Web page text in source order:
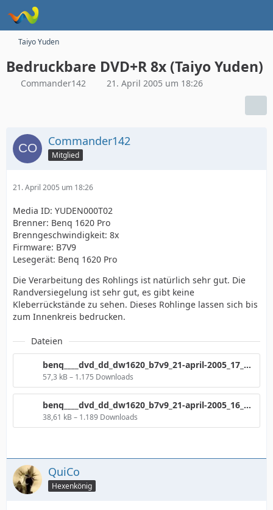
Taiyo Yuden
Bedruckbare DVD+R 8x (Taiyo Yuden)
Commander142 21. April 2005 um 18:26
Commander142
Mitglied
21. April 2005 um 18:26
Media ID: YUDEN000T02
Brenner: Benq 1620 Pro
Brenngeschwindigkeit: 8x
Firmware: B7V9
Lesegerät: Benq 1620 Pro
Die Verarbeitung des Rohlings ist natürlich sehr gut. Die
Randversiegelung ist sehr gut, es gibt keine
Kleberrückstände zu sehen. Dieses Rohlinge lassen sich bis
zum Innenkreis bedrucken.
Dateien
benq____dvd_dd_dw1620_b7v9_21-april-2005_17_06_185.png
57,3 kB – 1.175 Downloads
benq____dvd_dd_dw1620_b7v9_21-april-2005_16_56_103.png
38,61 kB – 1.189 Downloads
QuiCo
Hexenkönig